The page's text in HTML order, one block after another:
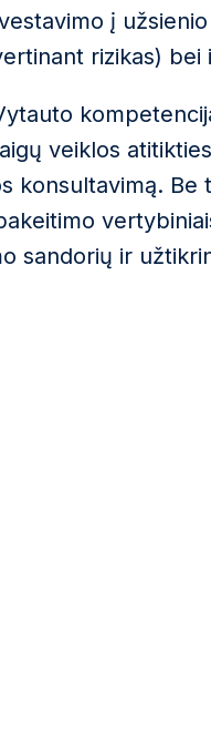
į
rizikas)
veiklos
konsultavimą. Be
sandorių ir